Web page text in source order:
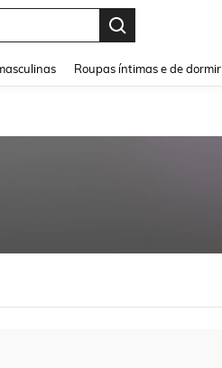
Roupas íntimas e de dormir